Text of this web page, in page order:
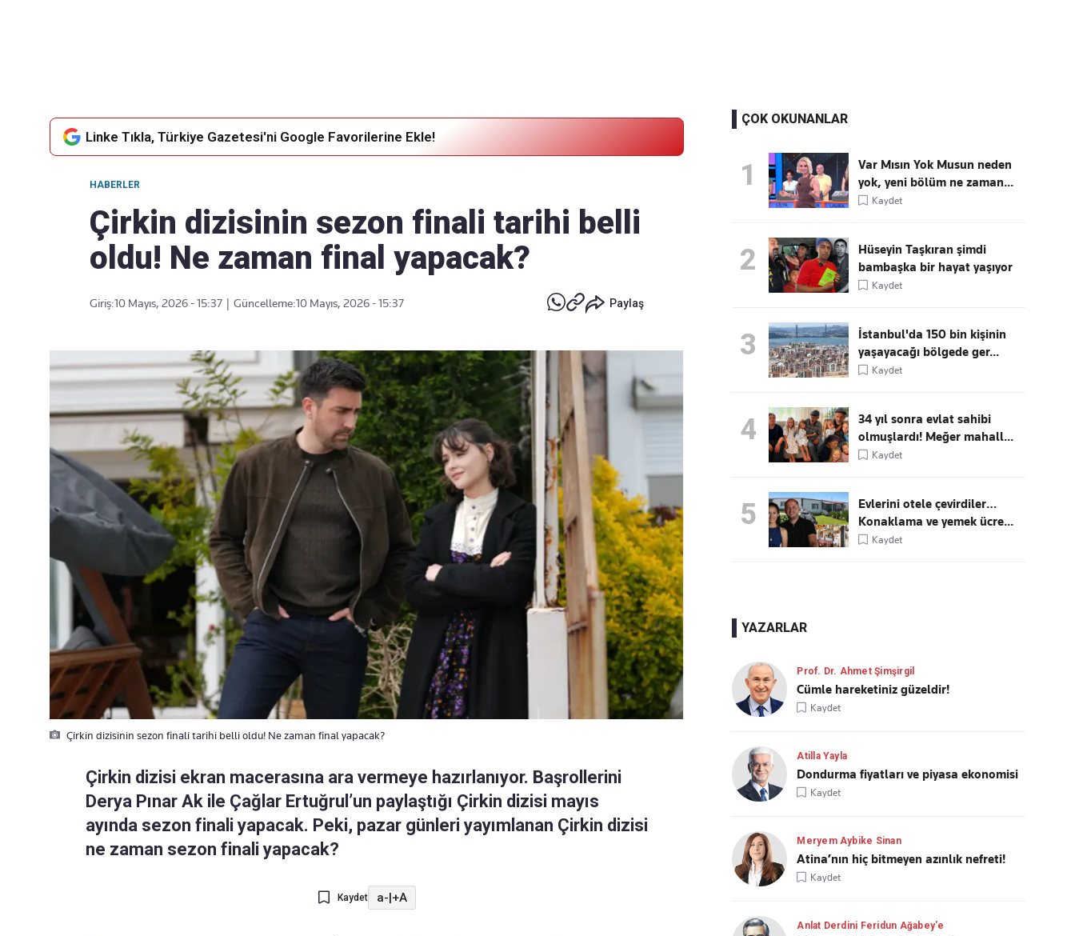
Linke Tıkla, Türkiye Gazetesi'ni Google Favorilerine Ekle!
HABERLER
Çirkin dizisinin sezon finali tarihi belli
oldu! Ne zaman final yapacak?
Giriş:10 Mayıs, 2026 - 15:37 Güncelleme:10 Mayıs, 2026 - 15:37 Paylaş
Çirkin dizisinin sezon finali tarihi belli oldu! Ne zaman final yapacak?
Çirkin dizisi ekran macerasına ara vermeye hazırlanıyor. Başrollerini
Derya Pınar Ak ile Çağlar Ertuğrul’un paylaştığı Çirkin dizisi mayıs
ayında sezon finali yapacak. Peki, pazar günleri yayımlanan Çirkin dizisi
ne zaman sezon finali yapacak?
Kaydet a-|+A
ÇOK OKUNANLAR
1
Var Mısın Yok Musun neden
yok, yeni bölüm ne zaman...
Kaydet
2
Hüseyin Taşkıran şimdi
bambaşka bir hayat yaşıyor
Kaydet
3
İstanbul'da 150 bin kişinin
yaşayacağı bölgede ger...
Kaydet
4
34 yıl sonra evlat sahibi
olmuşlardı! Meğer mahall...
Kaydet
5
Evlerini otele çevirdiler…
Konaklama ve yemek ücre...
Kaydet
YAZARLAR
Prof. Dr. Ahmet Şimşirgil
Cümle hareketiniz güzeldir!
Kaydet
Atilla Yayla
Dondurma fiyatları ve piyasa ekonomisi
Kaydet
Meryem Aybike Sinan
Atina’nın hiç bitmeyen azınlık nefreti!
Kaydet
Anlat Derdini Feridun Ağabey'e